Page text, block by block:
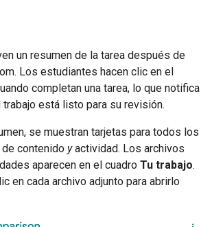
un resumen de la tarea después de
Los estudiantes hacen clic en el
completan una tarea, lo que notifica
está listo para su revisión.
se muestran tarjetas para todos los
contenido yactividad. Los archivos
aparecen en el cuadro Tu trabajo.
en cada archivo adjunto para abrirlo